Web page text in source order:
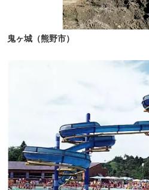
鬼ヶ城（熊野市）